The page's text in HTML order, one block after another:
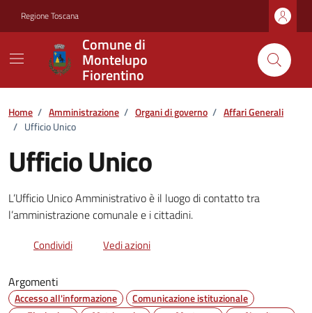
Regione Toscana
Comune di
Montelupo
Fiorentino
Home / Amministrazione / Organi di governo / Affari Generali
/ Ufficio Unico
Ufficio Unico
L’Ufficio Unico Amministrativo è il luogo di contatto tra
l’amministrazione comunale e i cittadini.
Condividi Vedi azioni
Argomenti
Accesso all'informazione
Comunicazione istituzionale